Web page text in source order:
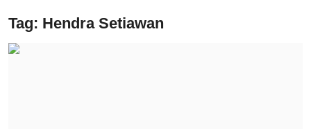
Futsalhita
Tag: Hendra Setiawan